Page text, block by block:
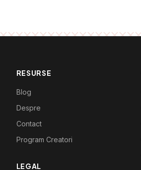
RESURSE
Blog
Despre
Contact
Program Creatori
LEGAL